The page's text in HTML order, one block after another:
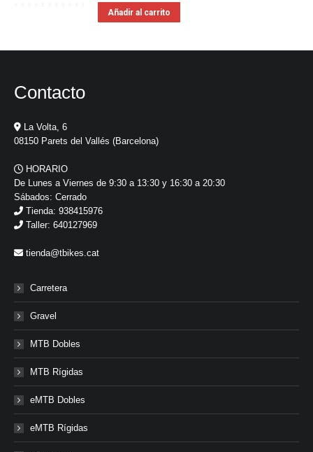
Añadir al carrito
Contacto
La Volta, 6
08150 Parets del Vallés (Barcelona)
HORARIO
De Lunes a Viernes de 9:30 a 13:30 y 16:30 a 20:30
Sábados: Cerrado
Tienda: 938415976
Taller: 640127969
tienda@tbikes.cat
Carretera
Gravel
MTB Dobles
MTB Rígidas
eMTB Dobles
eMTB Rígidas